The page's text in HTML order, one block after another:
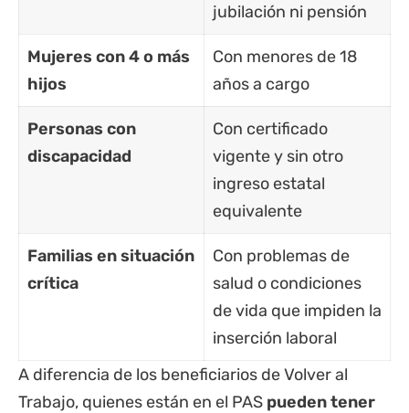
jubilación ni pensión
Mujeres con 4 o más
hijos
Con menores de 18
años a cargo
Personas con
discapacidad
Con certificado
vigente y sin otro
ingreso estatal
equivalente
Familias en situación
crítica
Con problemas de
salud o condiciones
de vida que impiden la
inserción laboral
A diferencia de los beneficiarios de Volver al
Trabajo, quienes están en el PAS pueden tener